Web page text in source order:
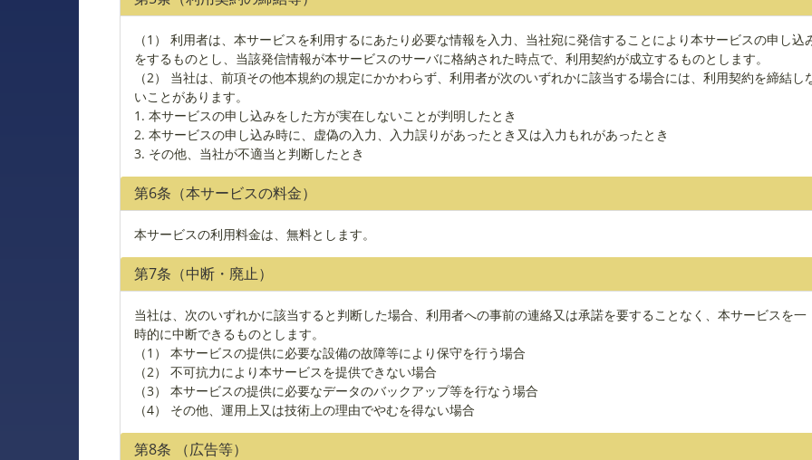
（1） 利用者は、本サービスを利用するにあたり必要な情報を入力、当社宛に発信することにより本サービスの申し込
をするものとし、当該発信情報が本サービスのサーバに格納された時点で、利用契約が成立するものとします。
（2） 当社は、前項その他本規約の規定にかかわらず、利用者が次のいずれかに該当する場合には、利用契約を締結し
いことがあります。
1. 本サービスの申し込みをした方が実在しないことが判明したとき
2. 本サービスの申し込み時に、虚偽の入力、入力誤りがあったとき又は入力もれがあったとき
3. その他、当社が不適当と判断したとき
第6条（本サービスの料金）
本サービスの利用料金は、無料とします。
第7条（中断・廃止）
当社は、次のいずれかに該当すると判断した場合、利用者への事前の連絡又は承諾を要することなく、本サービスを一
時的に中断できるものとします。
（1） 本サービスの提供に必要な設備の故障等により保守を行う場合
（2） 不可抗力により本サービスを提供できない場合
（3） 本サービスの提供に必要なデータのバックアップ等を行なう場合
（4） その他、運用上又は技術上の理由でやむを得ない場合
第8条 （広告等）